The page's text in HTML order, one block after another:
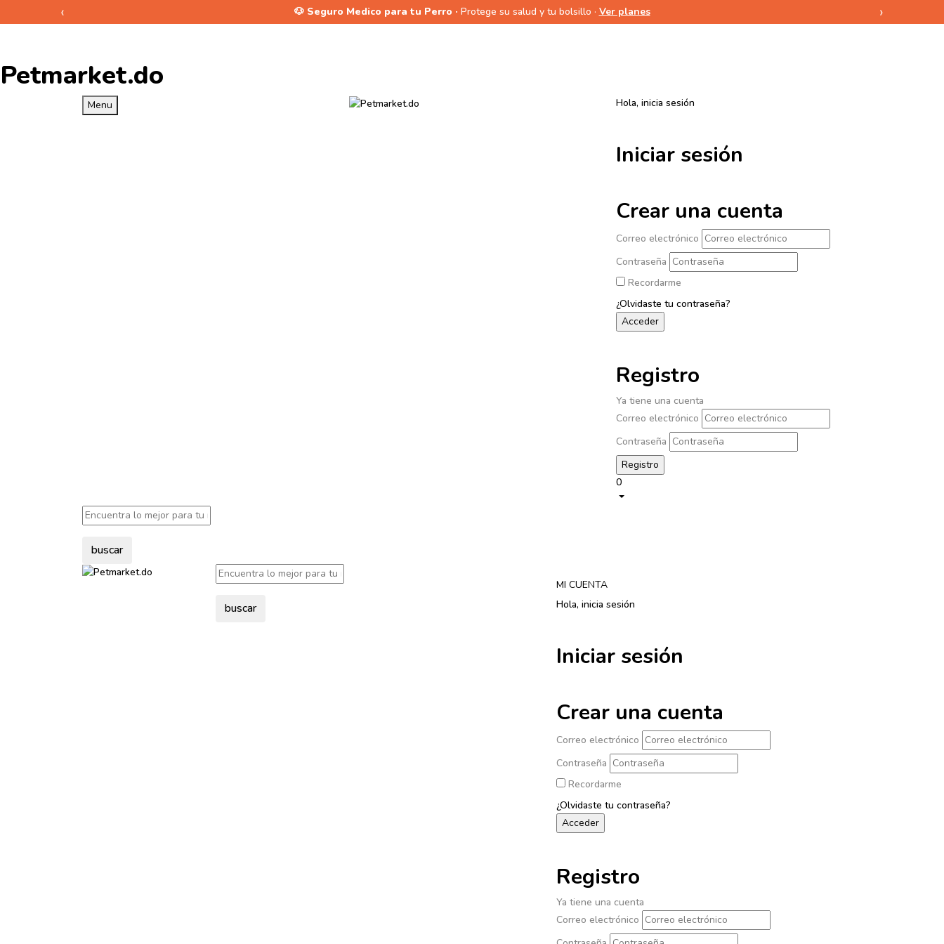
‹ 🐶 Seguro Medico para tu Perro · Protege su salud y tu bolsillo · Ver planes ›
Petmarket.do
Menu Hola, inicia sesión
Iniciar sesión
Crear una cuenta
Correo electrónico
Contraseña
Recordarme
¿Olvidaste tu contraseña?
Registro
Ya tiene una cuenta
Correo electrónico
Contraseña
0
buscar
buscar
MI CUENTA
Hola, inicia sesión
Iniciar sesión
Crear una cuenta
Correo electrónico
Contraseña
Recordarme
¿Olvidaste tu contraseña?
Registro
Ya tiene una cuenta
Correo electrónico